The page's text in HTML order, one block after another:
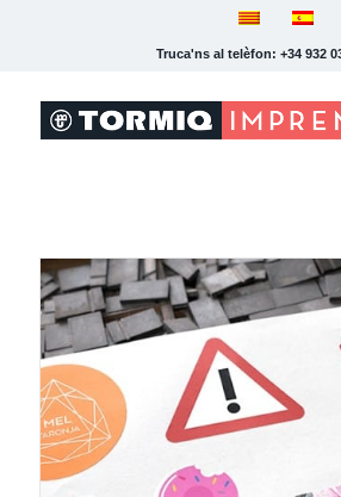
Truca'ns al telèfon: +34 932